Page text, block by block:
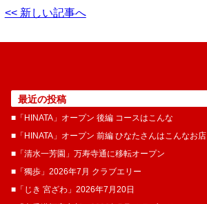
<< 新しい記事へ
最近の投稿
■「HINATA」オープン 後編 コースはこんな
■「HINATA」オープン 前編 ひなたさんはこんなお店
■「清水一芳園」万寿寺通に移転オープン
■「獨歩」2026年7月 クラブエリー
■「じき 宮ざわ」2026年7月20日